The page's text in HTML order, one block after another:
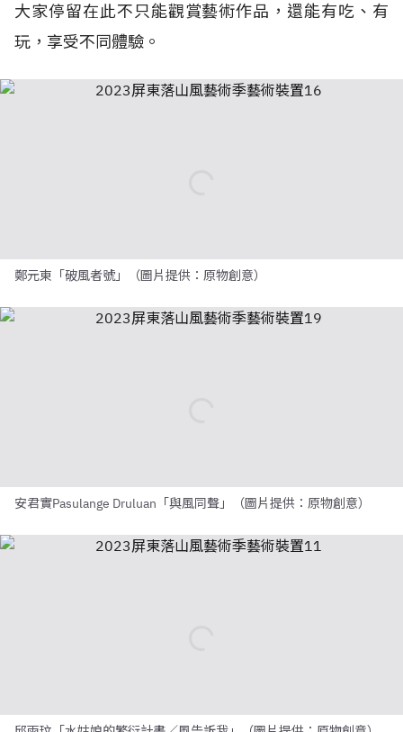
大家停留在此不只能觀賞藝術作品，還能有吃、有
玩，享受不同體驗。
鄭元東「破風者號」（圖片提供：原物創意）
安君實Pasulange Druluan「與風同聲」（圖片提供：原物創意）